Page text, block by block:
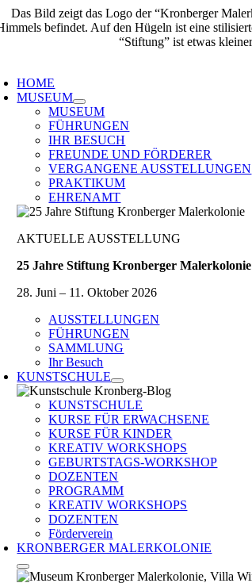
Zum
Inhalt
HOME
MUSEUM
MUSEUM
FÜHRUNGEN
IHR BESUCH
FREUNDE UND FÖRDERER
VERGANGENE AUSSTELLUNGEN
PRAKTIKUM
EHRENAMT
AKTUELLE AUSSTELLUNG
25 Jahre Stiftung Kronberger Malerkolonie
28. Juni – 11. Oktober 2026
AUSSTELLUNGEN
FÜHRUNGEN
SAMMLUNG
Ihr Besuch
KUNSTSCHULE
KUNSTSCHULE
KURSE FÜR ERWACHSENE
KURSE FÜR KINDER
KREATIV WORKSHOPS
GEBURTSTAGS-WORKSHOP
DOZENTEN
PROGRAMM
KREATIV WORKSHOPS
DOZENTEN
Förderverein
KRONBERGER MALERKOLONIE